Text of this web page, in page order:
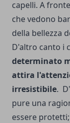
capelli. A
che vedono
della bellezza
D'altro canto i
determinato
attira
irresistibile.
pure una
essere